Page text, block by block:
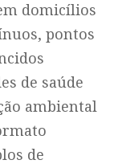
domicílios
pontos
de saúde
ambiental
de